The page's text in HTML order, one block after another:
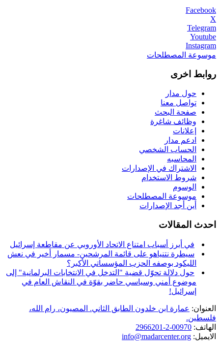
Facebook
X
Telegram
Youtube
Instagram
موسوعة المصطلحات
روابط اخرى
حول مدار
تواصل معنا
صفحة البحث
وظائف شاغرة
إعلانات
ادعم مدار
الحساب الشخصي
المحاسبه
الاشتراك في الإصدارات
شروط الاستخدام
الوسوم
موسوعة المصطلحات
أين أجد الإصدارات
احدث المقالات
في أبرز أسباب امتناع الاتحاد الأوروبي عن مقاطعة إسرائيل
سيطرة نتنياهو على قائمة المرشحين- مسمار أخير في نعش
الليكود بوصفه الحزب المؤسساتي الأكبر؟
حول دلالة تحوّل قضية "التدخل في الانتخابات البرلمانية" إلى
موضوع أمني وسياسي حاضر بقوّة في النقاش العام في
إسرائيل!
العنوان: عمارة ابن خلدون الطابق الثاني. المصيون، رام الله،
فلسطين.
الهاتف: 00970-2-2966201
الايميل: info@madarcenter.org